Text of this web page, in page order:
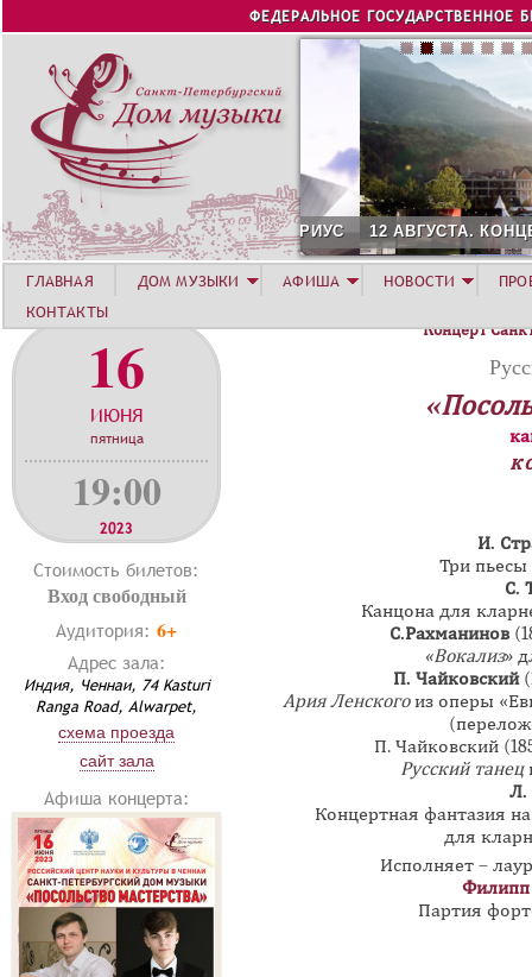
Jump to navigation
ФЕДЕРАЛЬНОЕ ГОСУДАРСТВЕННОЕ
12 АВГУСТА. КОНЦЕРТ
16
ИЮНЯ
пятница
19:00
2023
Стоимость билетов:
Вход свободный
Аудитория: 6+
Адрес зала:
Индия, Ченнаи, 74 Kasturi
Ranga Road, Alwarpet,
схема проезда
сайт зала
Афиша концерта:
Концерт
И.
Три пьесы
С.
Канцона для
С.Рахманинов
«Вокализ»
П. Чайковский
Ария Ленскогоиз оперы
П. Чайковский
Русский танец
Л.
Концертная фантазия
для
Исполняет –
Филипп
Партия
ГЛАВНАЯ ДОМ МУЗЫКИ АФИША НОВОСТИ
КОНТАКТЫ